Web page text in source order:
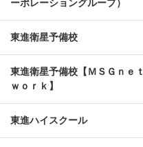
ーポレーショングループ）
東進衛星予備校
東進衛星予備校【ＭＳＧｎｅｔ
ｗｏｒｋ】
東進ハイスクール